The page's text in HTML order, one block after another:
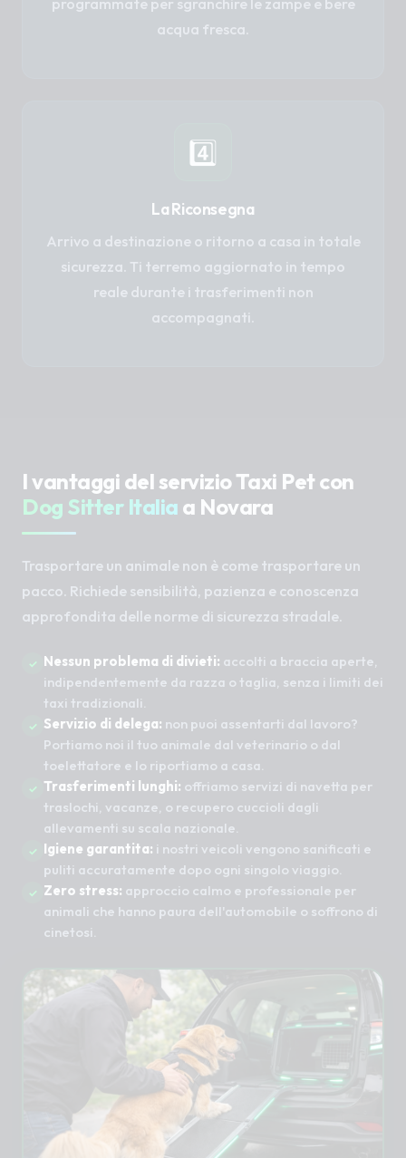
acqua fresca.
4️⃣
La Riconsegna
Arrivo a destinazione o ritorno a casa in totale
sicurezza. Ti terremo aggiornato in tempo
reale durante i trasferimenti non
accompagnati.
I vantaggi del servizio Taxi Pet con
Dog Sitter Italia a Novara
Trasportare un animale non è come trasportare un
pacco. Richiede sensibilità, pazienza e conoscenza
approfondita delle norme di sicurezza stradale.
Nessun problema di divieti: accolti a braccia aperte,
indipendentemente da razza o taglia, senza i limiti dei
taxi tradizionali.
Servizio di delega: non puoi assentarti dal lavoro?
Portiamo noi il tuo animale dal veterinario o dal
toelettatore e lo riportiamo a casa.
Trasferimenti lunghi: offriamo servizi di navetta per
traslochi, vacanze, o recupero cuccioli dagli
allevamenti su scala nazionale.
Igiene garantita: i nostri veicoli vengono sanificati e
puliti accuratamente dopo ogni singolo viaggio.
Zero stress: approccio calmo e professionale per
animali che hanno paura dell'automobile o soffrono di
cinetosi.